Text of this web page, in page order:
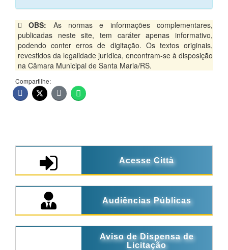
OBS: As normas e informações complementares,
publicadas neste site, tem caráter apenas informativo,
podendo conter erros de digitação. Os textos originais,
revestidos da legalidade jurídica, encontram-se à disposição
na Câmara Municipal de Santa Maria/RS.
Compartilhe:
Acesse Città
Audiências Públicas
Aviso de Dispensa de
Licitação